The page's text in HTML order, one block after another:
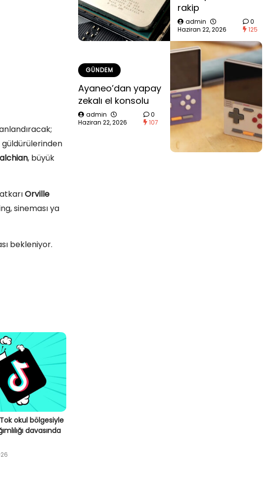
, büyük
Orville
sineması ya
bekleniyor.
okul bölgesiyle
davasında
rakip
admin
Haziran 22, 2026
0
125
GÜNDEM
Ayaneo’dan yapay
zekalı el konsolu
admin
Haziran 22, 2026
0
107